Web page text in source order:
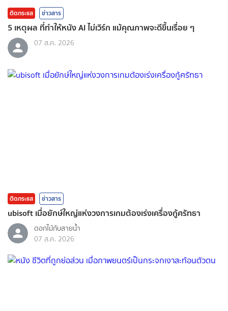
ติดกระแส ข่าวสาร
5 เหตุผล ที่ทำให้หนัง AI ไม่เวิร์ก แม้คุณภาพจะดีขึ้นเรื่อย ๆ
07 ส.ค. 2026
ติดกระแส ข่าวสาร
ubisoft เมื่อยักษ์ใหญ่แห่งวงการเกมต้องเร่งเครื่องกู้ศรัทธา
ดอกไม้กับสายน้ำ
07 ส.ค. 2026